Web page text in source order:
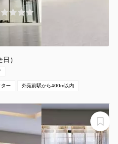
(0件)
南青山2-27-20 VORT外苑前Ⅱ 地
）
ー 外苑前駅から400m以内
・明るく質感あふれる空
にも好適。現地にスタ
煙